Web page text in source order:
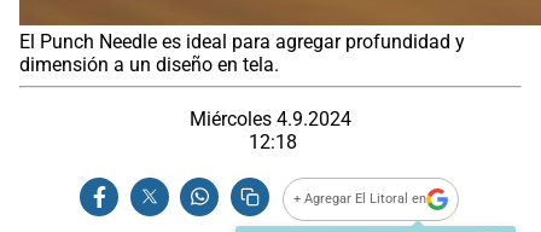
El Punch Needle es ideal para agregar profundidad y
dimensión a un diseño en tela.
Miércoles 4.9.2024
12:18
+ Agregar El Litoral en